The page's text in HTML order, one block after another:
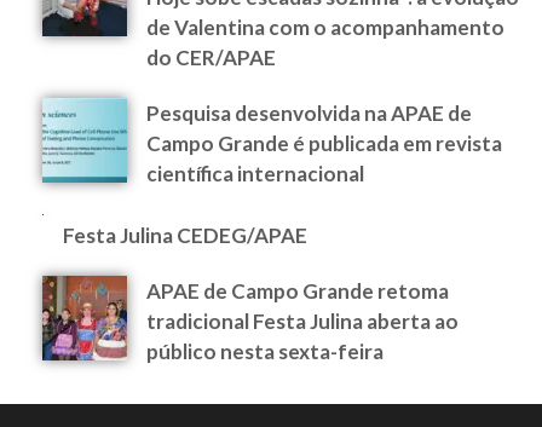
de Valentina com o acompanhamento
do CER/APAE
Pesquisa desenvolvida na APAE de
Campo Grande é publicada em revista
científica internacional
Festa Julina CEDEG/APAE
APAE de Campo Grande retoma
tradicional Festa Julina aberta ao
público nesta sexta-feira